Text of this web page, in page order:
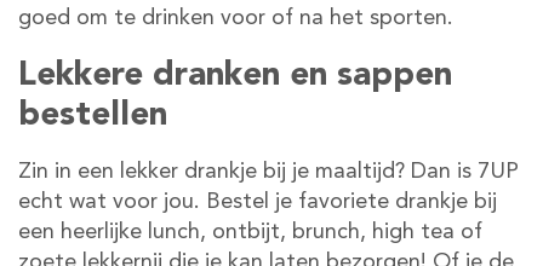
goed om te drinken voor of na het sporten.
Lekkere dranken en sappen
bestellen
Zin in een lekker drankje bij je maaltijd? Dan is 7UP
echt wat voor jou. Bestel je favoriete drankje bij
een heerlijke lunch, ontbijt, brunch, high tea of